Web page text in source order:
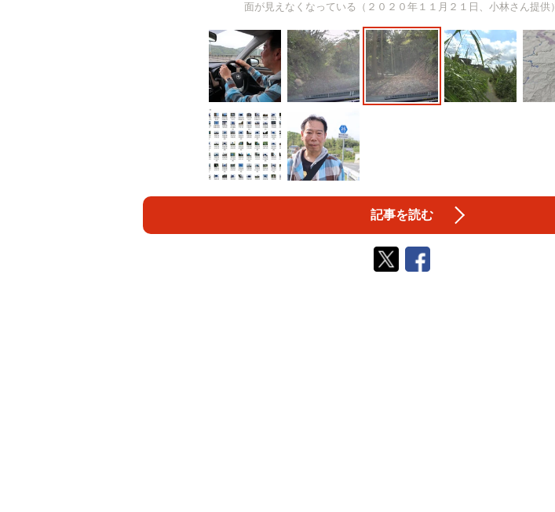
面が見えなくなっている（２０２０年１１月２１日、小林さん提供）
記事を読む